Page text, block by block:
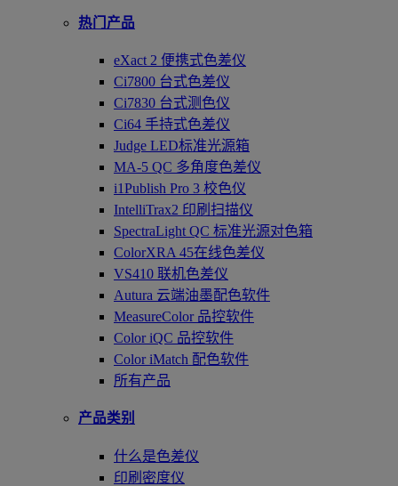
热门产品
eXact 2 便携式色差仪
Ci7800 台式色差仪
Ci7830 台式测色仪
Ci64 手持式色差仪
Judge LED标准光源箱
MA-5 QC 多角度色差仪
i1Publish Pro 3 校色仪
IntelliTrax2 印刷扫描仪
SpectraLight QC 标准光源对色箱
ColorXRA 45在线色差仪
VS410 联机色差仪
Autura 云端油墨配色软件
MeasureColor 品控软件
Color iQC 品控软件
Color iMatch 配色软件
所有产品
产品类别
什么是色差仪
印刷密度仪